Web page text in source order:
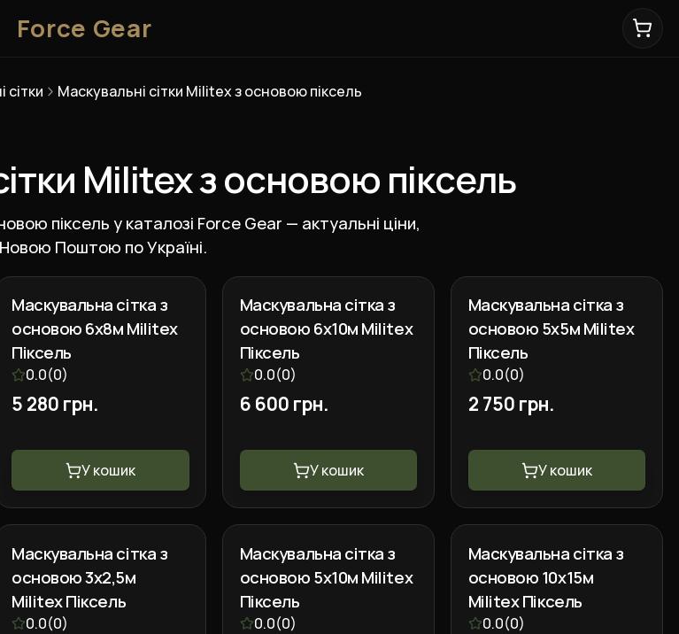
Force Gear
сітки Маскувальні сітки Militex з основою піксель
Militex з основою піксель
піксель у каталозі Force Gear — актуальні ціни,
Новою Поштою по Україні.
Маскувальна сітка з
основою 6х8м Militex
Піксель
0.0(0)
5 280 грн.
У кошик
Маскувальна сітка з
основою 6х10м Militex
Піксель
0.0(0)
6 600 грн.
У кошик
Маскувальна сітка з
основою 5х5м Militex
Піксель
0.0(0)
2 750 грн.
У кошик
Маскувальна сітка з
основою 3х2,5м
Militex Піксель
0.0(0)
Маскувальна сітка з
основою 5х10м Militex
Піксель
0.0(0)
Маскувальна сітка з
основою 10х15м
Militex Піксель
0.0(0)